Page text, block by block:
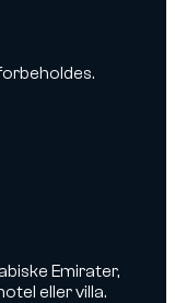
Emirater,
eller villa.